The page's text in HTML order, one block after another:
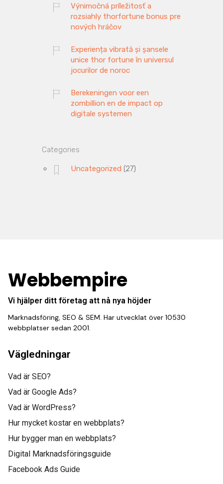
Výnimočná príležitosť a
rozsiahly thorfortune bonus pre
nových hráčov
Experiența vibrată și șansele
unice thor fortune în universul
jocurilor de noroc
Berekeningen voor een
zombillion en de impact op
digitale systemen
Categories
Uncategorized (27)
Webbempire
Vi hjälper ditt företag att nå nya höjder
Marknadsföring, SEO & SEM. Har utvecklat över 10530
webbplatser sedan 2001.
Vägledningar
Vad är SEO?
Vad är Google Ads?
Vad är WordPress?
Hur mycket kostar en webbplats?
Hur bygger man en webbplats?
Digital Marknadsföringsguide
Facebook Ads Guide